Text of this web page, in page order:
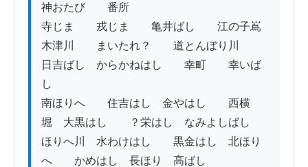
神おたび　　番所
寺じま　　戎じま　　亀井ばし　　江の子嶌
木津川　　まいたれ？　　道とんぼり川
日吉ばし　からかねはし　　幸町　　幸いば
し
南ほりへ　　住吉はし　金やはし　　西横
堀　大黒はし　　？栄はし　なみよしばし
ほりへ川　水わけはし　　黒金はし　北ほり
へ　　かめはし　長ほり　高ばし